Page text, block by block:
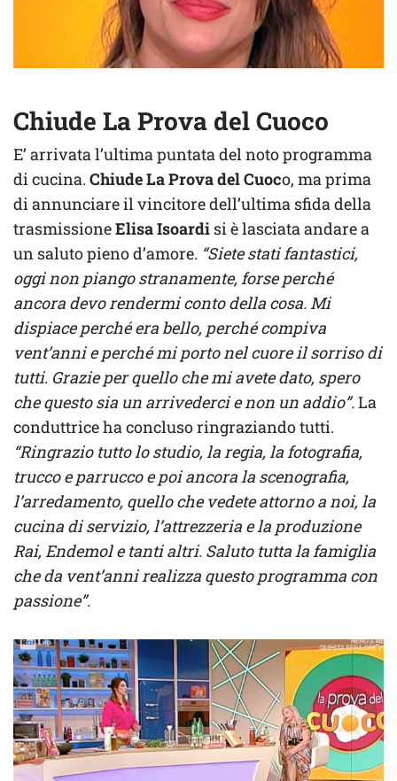
Chiude La Prova del Cuoco
E’ arrivata l’ultima puntata del noto programma
di cucina. Chiude La Prova del Cuoco, ma prima
di annunciare il vincitore dell’ultima sfida della
trasmissioneElisa Isoardi si è lasciata andare a
un saluto pieno d’amore. “Siete stati fantastici,
oggi non piango stranamente, forse perché
ancora devo rendermi conto della cosa. Mi
dispiace perché era bello, perché compiva
vent’anni e perché mi porto nel cuore il sorriso di
tutti. Grazie per quello che mi avete dato, spero
che questo sia un arrivederci e non un addio”.La
conduttrice ha concluso ringraziando tutti.
“Ringrazio tutto lo studio, la regia, la fotografia,
trucco e parrucco e poi ancora la scenografia,
l’arredamento, quello che vedete attorno a noi, la
cucina di servizio, l’attrezzeria e la produzione
Rai, Endemol e tanti altri. Saluto tutta la famiglia
che da vent’anni realizza questo programma con
passione”.